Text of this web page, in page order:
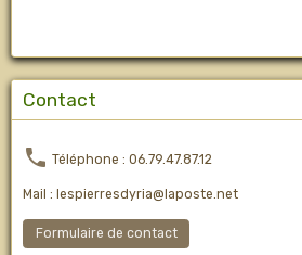
Contact
Téléphone : 06.79.47.87.12
Mail : lespierresdyria@laposte.net
Formulaire de contact